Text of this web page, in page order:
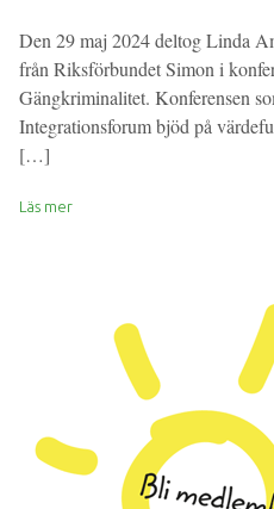
Den 29 maj 2024 deltog Linda
från Riksförbundet Simon i
Gängkriminalitet. Konferensen
Integrationsforum bjöd på
[…]
Läs mer